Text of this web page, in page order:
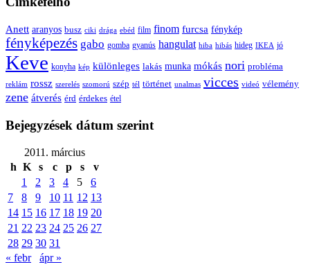
Anett aranyos busz ciki drága ebéd film finom furcsa fénykép
fényképezés gabo gomba gyanús hangulat hiba hibás hideg IKEA jó
Keve konyha kép különleges lakás munka mókás nori probléma
reklám rossz szerelés szomorú szép tél történet unalmas vicces videó vélemény
zene átverés érd érdekes étel
Bejegyzések dátum szerint
2011. március
h K s c p s
v
1
2 3 4 5
6
7
8 9 10 11 12 13
14 15 16 17 18 19 20
21 22 23 24 25 26 27
28 29 30 31
« febr
ápr »